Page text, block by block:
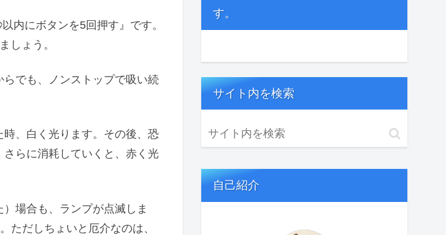
内にボタンを5回押す』です。
しょう。
でも、ノンストップで吸い続
、白く光ります。その後、恐
らに消耗していくと、赤く光
場合も、ランプが点滅しま
ただしちょいと厄介なのは、
す。
サイト内を検索
自己紹介